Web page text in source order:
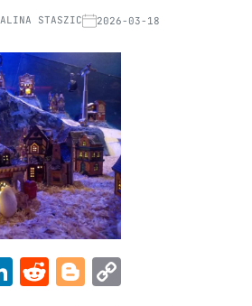
STASZIC 2026-03-18
Li R
Bl